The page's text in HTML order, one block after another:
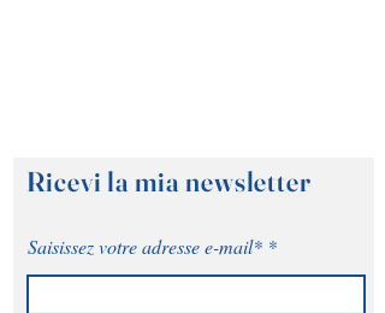
Ricevi la mia newsletter
Saisissez votre adresse e-mail*